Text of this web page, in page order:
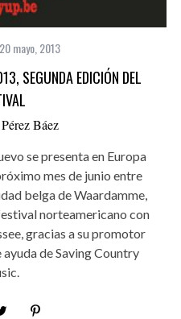
20 mayo, 2013
SEGUNDA EDICIÓN DEL
Báez
se presenta en Europa
mes de junio entre
belga de Waardamme,
norteamericano con
gracias a su promotor
de Saving Country